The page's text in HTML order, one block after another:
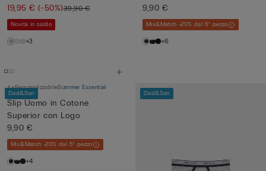
19,95 €(-50%)39,90 €
Novità in saldo
+3
9,90 €
Mix&Match -20% dal 5° pezzo
+6
Dad&Son
PersonalizzabileSummer Essential
Slip Uomo in Cotone
Superior con Logo
9,90 €
Mix&Match -20% dal 5° pezzo
+4
Dad&Son